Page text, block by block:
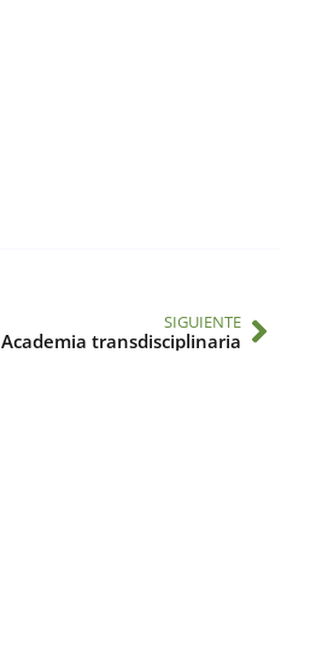
SIGUIENTE
Academia transdisciplinaria